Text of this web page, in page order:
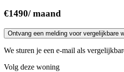
€1490/maand
Ontvang een melding voor vergelijkbare
We sturen je een e-mail als
Volg deze woning